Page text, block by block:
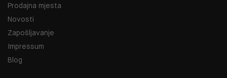
Prodajna mjesta
Novosti
Zapošljavanje
Impressum
Blog